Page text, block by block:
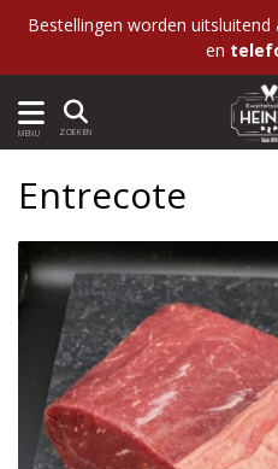
Bestellingen worden uitsluitend
en
MENU ZOEKEN
Entrecote